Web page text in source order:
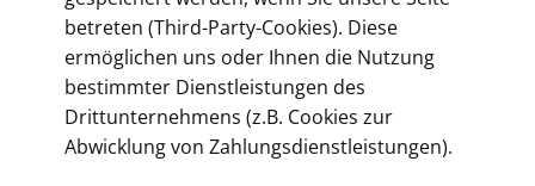
betreten (Third-Party-Cookies). Diese
ermöglichen uns oder Ihnen die Nutzung
bestimmter Dienstleistungen des
Drittunternehmens (z.B. Cookies zur
Abwicklung von Zahlungsdienstleistungen).